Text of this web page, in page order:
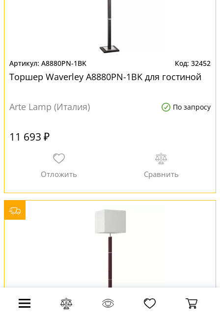
A8880PN-1BK 32452
Торшер Waverley A8880PN-1BK для гостиной
Arte Lamp (Италия) По запросу
11 693 ₽